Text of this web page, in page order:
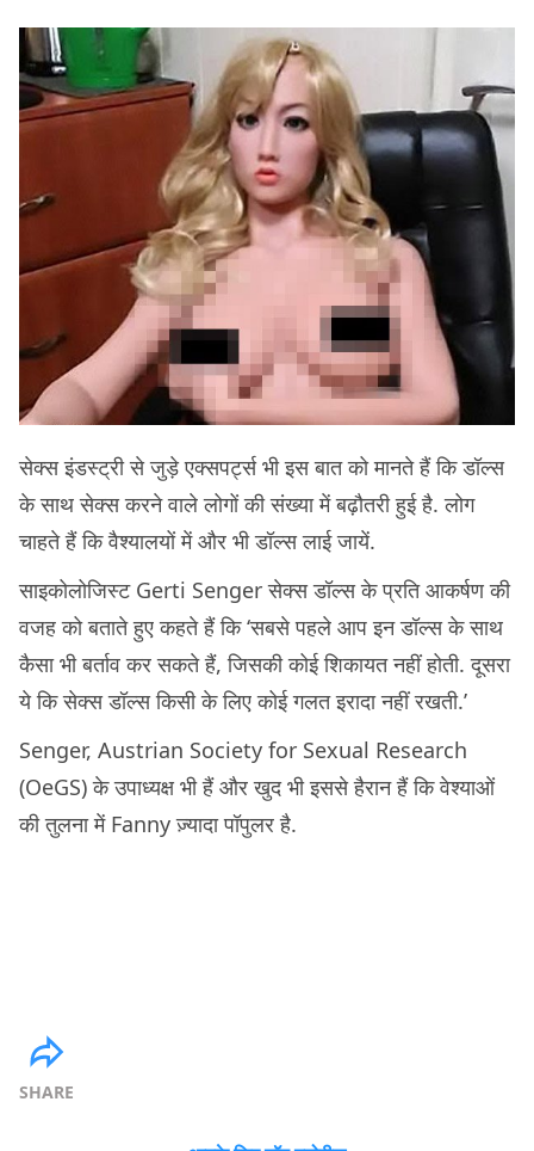
सेक्स इंडस्ट्री से जुड़े एक्सपर्ट्स भी इस बात को मानते हैं कि डॉल्स
के साथ सेक्स करने वाले लोगों की संख्या में बढ़ौतरी हुई है. लोग
चाहते हैं कि वैश्यालयों में और भी डॉल्स लाई जायें.
साइकोलोजिस्ट Gerti Senger सेक्स डॉल्स के प्रति आकर्षण की
वजह को बताते हुए कहते हैं कि ‘सबसे पहले आप इन डॉल्स के साथ
कैसा भी बर्ताव कर सकते हैं, जिसकी कोई शिकायत नहीं होती. दूसरा
ये कि सेक्स डॉल्स किसी के लिए कोई गलत इरादा नहीं रखती.’
Senger, Austrian Society for Sexual Research
(OeGS) के उपाध्यक्ष भी हैं और खुद भी इससे हैरान हैं कि वेश्याओं
की तुलना में Fanny ज़्यादा पॉपुलर है.
SHARE